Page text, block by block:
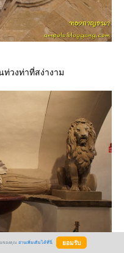
วงท่าที่สง่างาม
นของคุณ อ่านเพิ่มเติมได้ที่นี่